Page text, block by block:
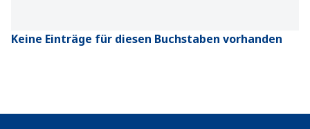
Keine Einträge für diesen Buchstaben vorhanden